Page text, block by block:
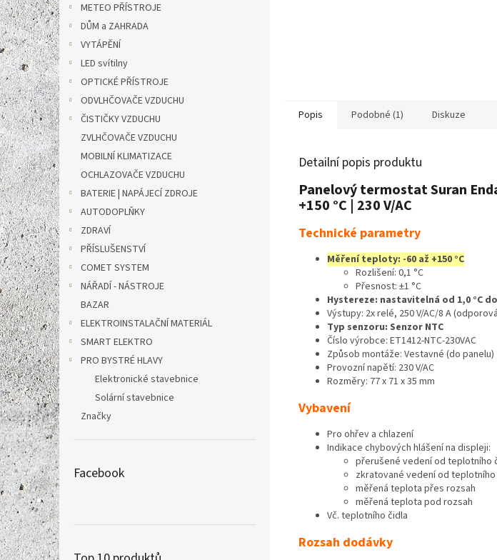
METEO PŘÍSTROJE
DŮM a ZAHRADA
VYTÁPĚNÍ
LED svítilny
OPTICKÉ PŘÍSTROJE
ODVLHČOVAČE VZDUCHU
ČISTIČKY VZDUCHU
ZVLHČOVAČE VZDUCHU
MOBILNÍ KLIMATIZACE
OCHLAZOVAČE VZDUCHU
BATERIE | NAPÁJECÍ ZDROJE
AUTODOPLŇKY
ZDRAVÍ
PŘÍSLUŠENSTVÍ
COMET SYSTEM
NÁŘADÍ - NÁSTROJE
BAZAR
ELEKTROINSTALAČNÍ MATERIÁL
SMART ELEKTRO
PRO BYSTRÉ HLAVY
Elektronické stavebnice
Solární stavebnice
Značky
Facebook
Popis Podobné (1) Diskuze
Detailní popis produktu
Panelový termostat Suran
+150 °C | 230 V/AC
Technické parametry
Měření teploty: -60 až +150 °C
Rozlišení: 0,1 °C
Přesnost: ±1 °C
Hystereze: nastavitelná od 1,0 °C do
Výstupy: 2x relé, 250 V/AC/8 A
Typ senzoru: Senzor NTC
Číslo výrobce: ET1412-NTC-230VAC
Způsob montáže: Vestavné (do panelu)
Provozní napětí: 230 V/AC
Rozměry: 77 x 71 x 35 mm
Vybavení
Pro ohřev a chlazení
Indikace chybových hlášení na displeji:
přerušené vedení od teplotního
zkratované vedení od teplotního
měřená teplota přes rozsah
měřená teplota pod rozsah
Vč. teplotního čidla
Rozsah dodávky